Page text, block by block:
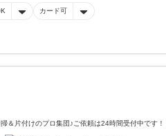
カード可
＆片付けのプロ集団♪ご依頼は24時間受付中です！